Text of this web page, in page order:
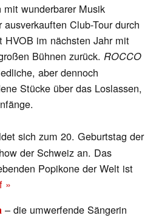
wunderbarer Musik
Club-Tour durch
HVOB im nächsten Jahr mit
Bühnen zurück.ROCCO
aber dennoch
Stücke über das Loslassen,
sich zum 20. Geburtstag der
der Schweiz an. Das
Popikone der Welt ist
»
– die umwerfende Sängerin